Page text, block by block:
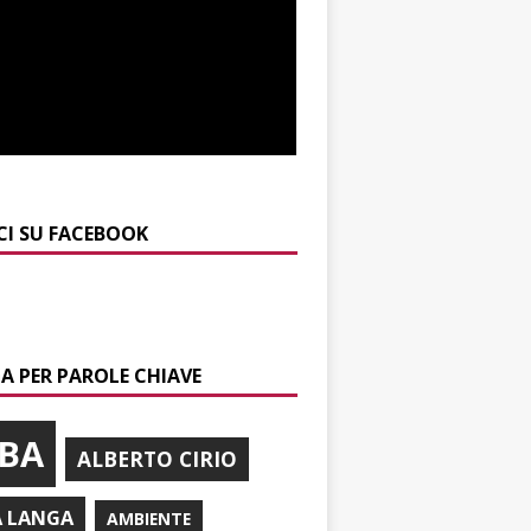
SU FACEBOOK
PER PAROLE CHIAVE
ALBERTO CIRIO
LANGA AMBIENTE